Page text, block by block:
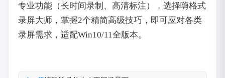
专业功能（长时间录制、高清标注），选择嗨格式
录屏大师，掌握2个精简高级技巧，即可应对各类
录屏需求，适配Win10/11全版本。